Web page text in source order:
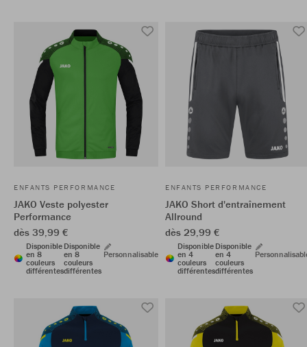
ENFANTS PERFORMANCE
JAKO Veste polyester
Performance
dès 39,99 €
Disponible
en 8
couleurs
différentes
Disponible
en 8
couleurs
différentes
Personnalisable
ENFANTS PERFORMANCE
JAKO Short d'entraînement
Allround
dès 29,99 €
Disponible
en 4
couleurs
différentes
Disponible
en 4
couleurs
différentes